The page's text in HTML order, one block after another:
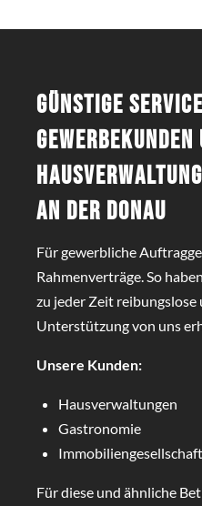
Günstige
Gewerbekunden
an der Donau
Für gewerbliche
Rahmenverträge. So
zu jeder Zeit reibungslose
Unterstützung von uns
Unsere Kunden:
Hausverwaltungen
Gastronomie
Für diese und ähnliche